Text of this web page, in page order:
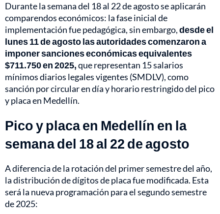
Durante la semana del 18 al 22 de agosto se aplicarán
comparendos económicos: la fase inicial de
implementación fue pedagógica, sin embargo,desde el
lunes 11 de agosto las autoridades comenzaron a
imponer sanciones económicas equivalentes
$711.750 en 2025,que representan 15 salarios
mínimos diarios legales vigentes (SMDLV), como
sanción por circular en día y horario restringido del pico
y placa en Medellín.
Pico y placa en Medellín en la
semana del 18 al 22 de agosto
A diferencia de la rotación del primer semestre del año,
la distribución de dígitos de placa fue modificada. Esta
será la nueva programación para el segundo semestre
de 2025: